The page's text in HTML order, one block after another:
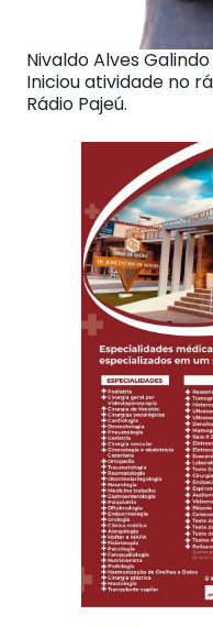
Nivaldo Alves
Iniciou atividade no
Rádio Pajeú.